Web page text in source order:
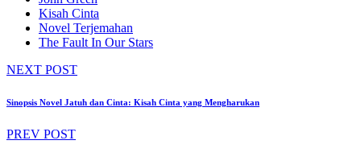
Kisah Cinta
Novel Terjemahan
The Fault In Our Stars
NEXT POST
Sinopsis Novel Jatuh dan Cinta: Kisah Cinta yang Mengharukan
PREV POST